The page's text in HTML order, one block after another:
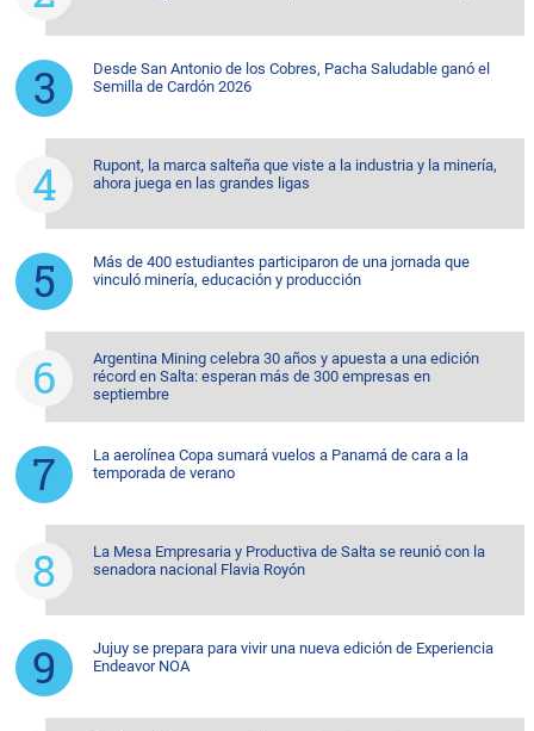
Desde San Antonio de los Cobres, Pacha Saludable ganó el
Semilla de Cardón 2026
Rupont, la marca salteña que viste a la industria y la minería,
ahora juega en las grandes ligas
Más de 400 estudiantes participaron de una jornada que
vinculó minería, educación y producción
Argentina Mining celebra 30 años y apuesta a una edición
récord en Salta: esperan más de 300 empresas en
septiembre
La aerolínea Copa sumará vuelos a Panamá de cara a la
temporada de verano
La Mesa Empresaria y Productiva de Salta se reunió con la
senadora nacional Flavia Royón
Jujuy se prepara para vivir una nueva edición de Experiencia
Endeavor NOA